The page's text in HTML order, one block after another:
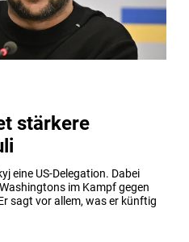
stärkere
eine US-Delegation. Dabei
im Kampf gegen
sagt vor allem, was er künftig